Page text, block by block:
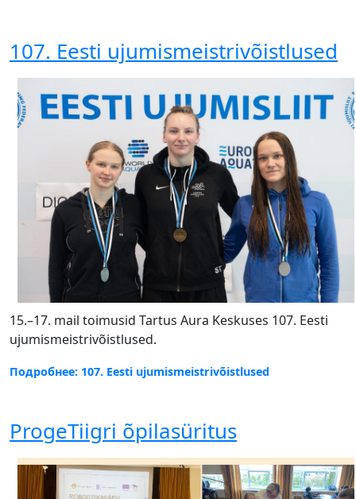
107. Eesti ujumismeistrivõistlused
15.–17. mail toimusid Tartus Aura Keskuses 107. Eesti
ujumismeistrivõistlused.
Подробнее: 107. Eesti ujumismeistrivõistlused
ProgeTiigri õpilasüritus